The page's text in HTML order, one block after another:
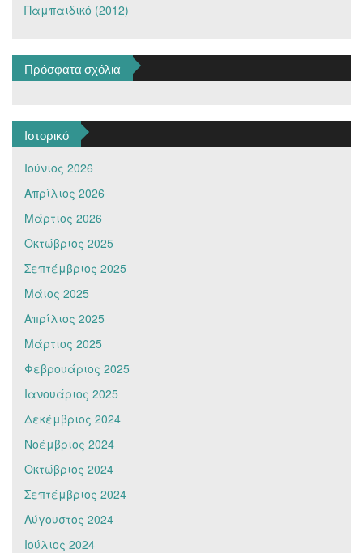
Παμπαιδικό (2012)
Πρόσφατα σχόλια
Ιστορικό
Ιούνιος 2026
Απρίλιος 2026
Μάρτιος 2026
Οκτώβριος 2025
Σεπτέμβριος 2025
Μάιος 2025
Απρίλιος 2025
Μάρτιος 2025
Φεβρουάριος 2025
Ιανουάριος 2025
Δεκέμβριος 2024
Νοέμβριος 2024
Οκτώβριος 2024
Σεπτέμβριος 2024
Αύγουστος 2024
Ιούλιος 2024